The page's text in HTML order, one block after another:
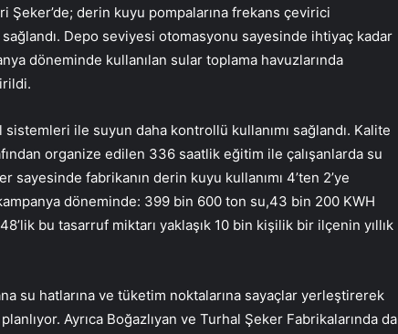
Şeker’de; derin kuyu pompalarına frekans çevirici
Depo seviyesi otomasyonu sayesinde ihtiyaç kadar
döneminde kullanılan sular toplama havuzlarında
sistemleri ile suyun daha kontrollü kullanımı sağlandı. Kalite
organize edilen 336 saatlik eğitim ile çalışanlarda su
sayesinde fabrikanın derin kuyu kullanımı 4’ten 2’ye
döneminde: 399 bin 600 ton su,43 bin 200 KWH
bu tasarruf miktarı yaklaşık 10 bin kişilik bir ilçenin yıllık
su hatlarına ve tüketim noktalarına sayaçlar yerleştirerek
Ayrıca Boğazlıyan ve Turhal Şeker Fabrikalarında da